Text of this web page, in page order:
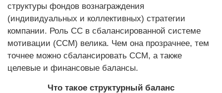
структуры фондов вознаграждения
(индивидуальных и коллективных) стратегии
компании. Роль СС в сбалансированной системе
мотивации (ССМ) велика. Чем она прозрачнее, тем
точнее можно сбалансировать ССМ, а также
целевые и финансовые балансы.
Что такое структурный баланс